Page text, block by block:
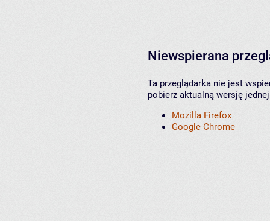
Niewspierana
Ta przeglądarka nie jest
pobierz aktualną wersję
Mozilla Firefox
Google Chrome